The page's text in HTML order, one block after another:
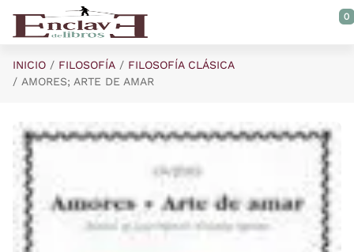
Saltar al contenido principal
0
INICIO FILOSOFÍA
FILOSOFÍA CLÁSICA
AMORES; ARTE DE AMAR